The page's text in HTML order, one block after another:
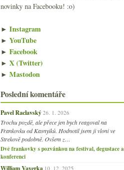
novinky na Facebooku! :o)
► Instagram
► YouTube
► Facebook
► X (Twitter)
► Mastodon
Poslední komentáře
Pavel Raclavský 26. 1. 2026
Trochu pozdě, ale přece jen bych reagoval na
Frankovku od Kasnyiků. Hodnotil jsem ji vloni ve
Strekově podobně. Ovšem z…
Dvě frankovky s pozvánkou na festival, degustace a
konferenci
William Vaverka 10. 12. 2025